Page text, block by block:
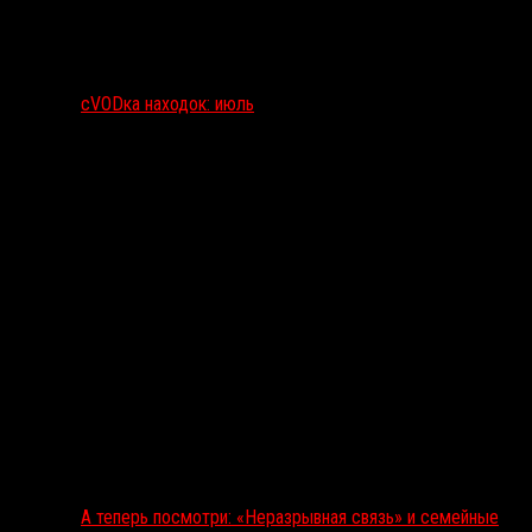
сVODка находок: июль
А теперь посмотри: «Неразрывная связь» и семейные